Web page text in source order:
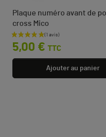
Plaque numéro avant de
cross Mico
Prix
5,00 € TTC
Ajouter au panier